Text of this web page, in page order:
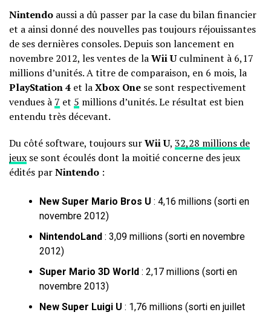
Nintendo aussi a dû passer par la case du bilan financier
et a ainsi donné des nouvelles pas toujours réjouissantes
de ses dernières consoles. Depuis son lancement en
novembre 2012, les ventes de laWii Uculminent à 6,17
millions d’unités. A titre de comparaison, en 6 mois, la
PlayStation 4 et laXbox One se sont respectivement
vendues à 7 et 5 millions d’unités. Le résultat est bien
entendu très décevant.
Du côté software, toujours surWii U, 32,28 millions de
jeux se sont écoulés dont la moitié concerne des jeux
édités parNintendo :
New Super Mario Bros U : 4,16 millions (sorti en
novembre 2012)
NintendoLand : 3,09 millions (sorti en novembre
2012)
Super Mario 3D World : 2,17 millions (sorti en
novembre 2013)
New Super Luigi U : 1,76 millions (sorti en juillet